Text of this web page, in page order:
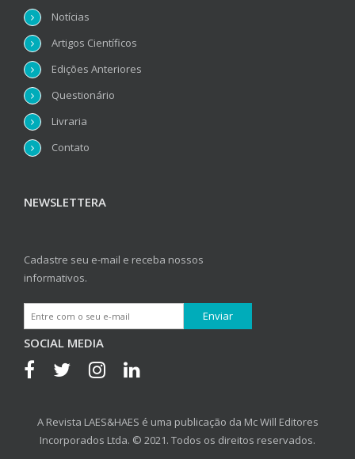
Notícias
Artigos Científicos
Edições Anteriores
Questionário
Livraria
Contato
NEWSLETTERA
Cadastre seu e-mail e receba nossos
informativos.
SOCIAL MEDIA
A Revista LAES&HAES é uma publicação da Mc Will Editores
Incorporados Ltda. © 2021. Todos os direitos reservados.